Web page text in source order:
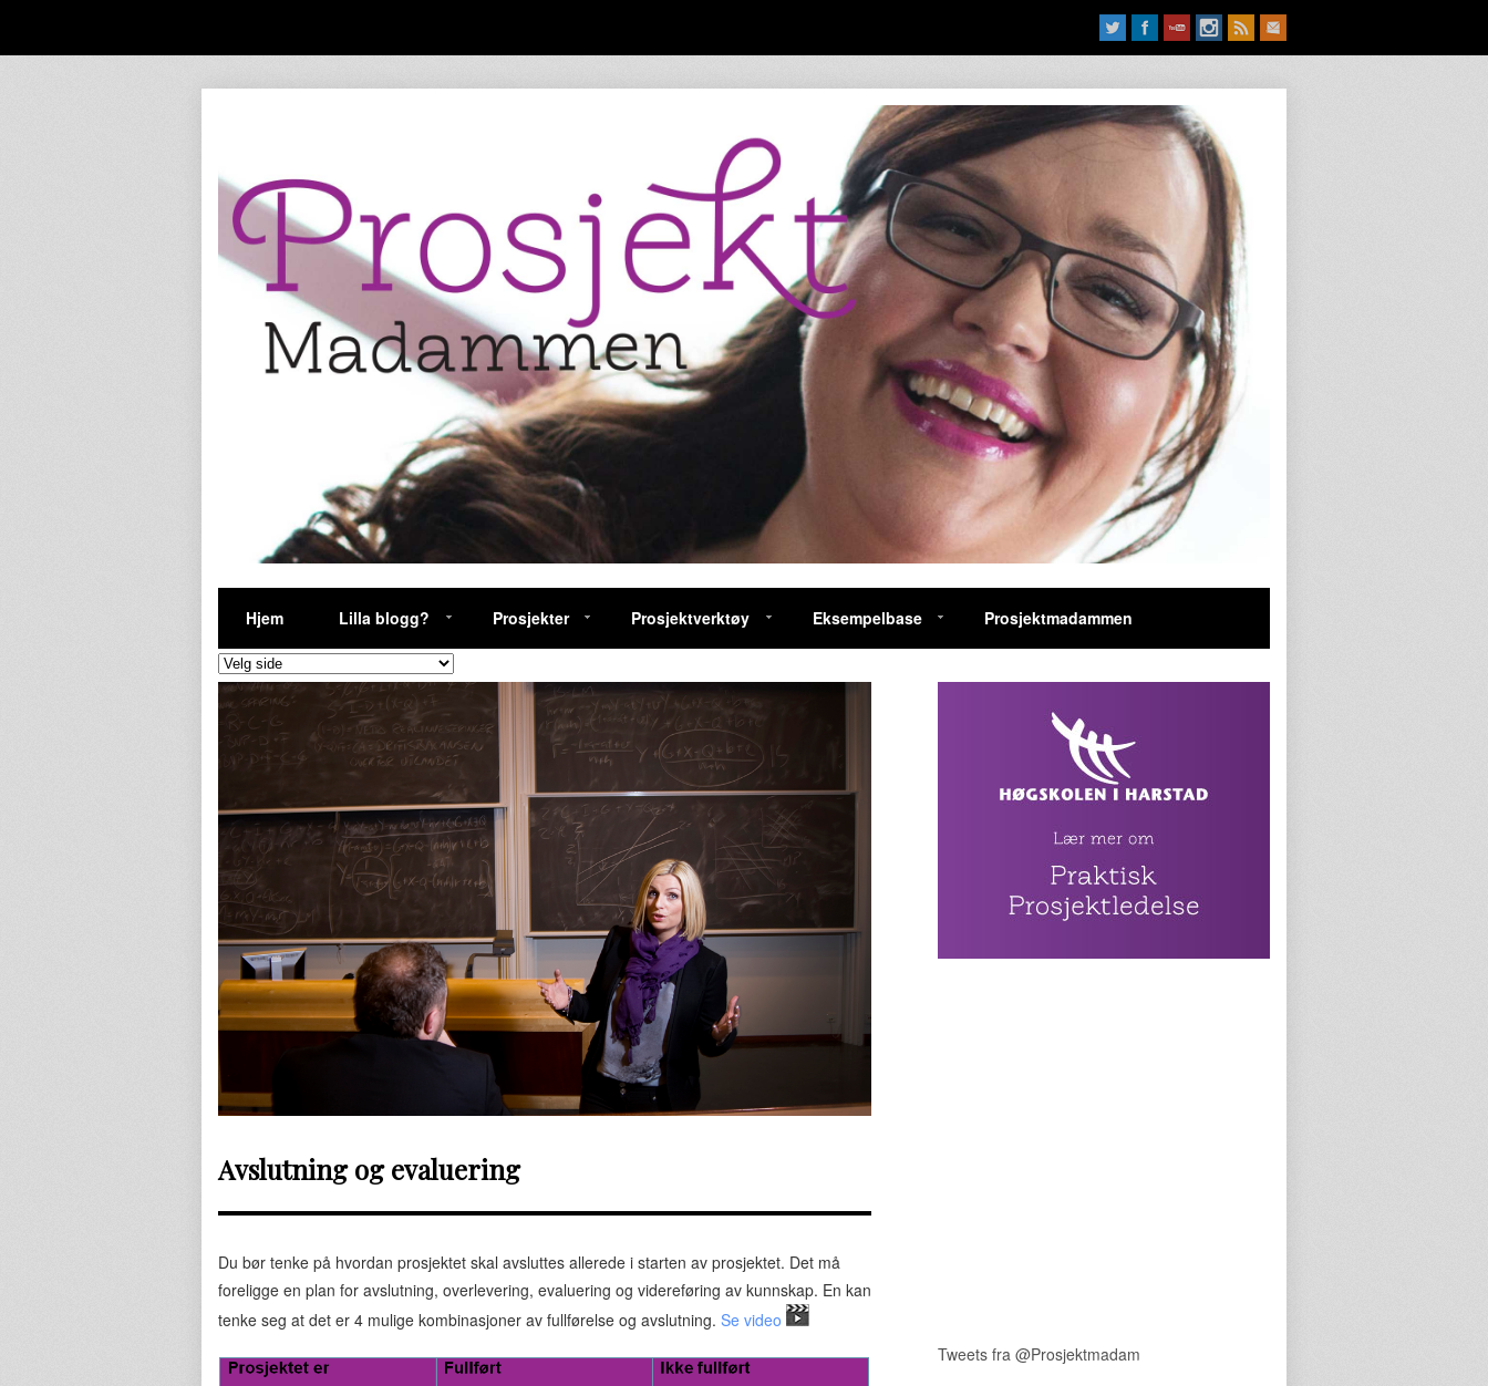
Hjem Lilla blogg? Prosjekter Prosjektverktøy Eksempelbase Prosjektmadammen
Avslutning og evaluering
Du bør tenke på hvordan prosjektet skal avsluttes allerede i starten av prosjektet. Det må
foreligge en plan for avslutning, overlevering, evaluering og videreføring av kunnskap. En kan
tenke seg at det er 4 mulige kombinasjoner av fullførelse og avslutning. Se video
Tweets fra @Prosjektmadam